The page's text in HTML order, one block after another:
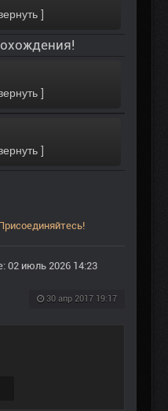
02 июль 2026 14:23
30 апр 2017 19:17